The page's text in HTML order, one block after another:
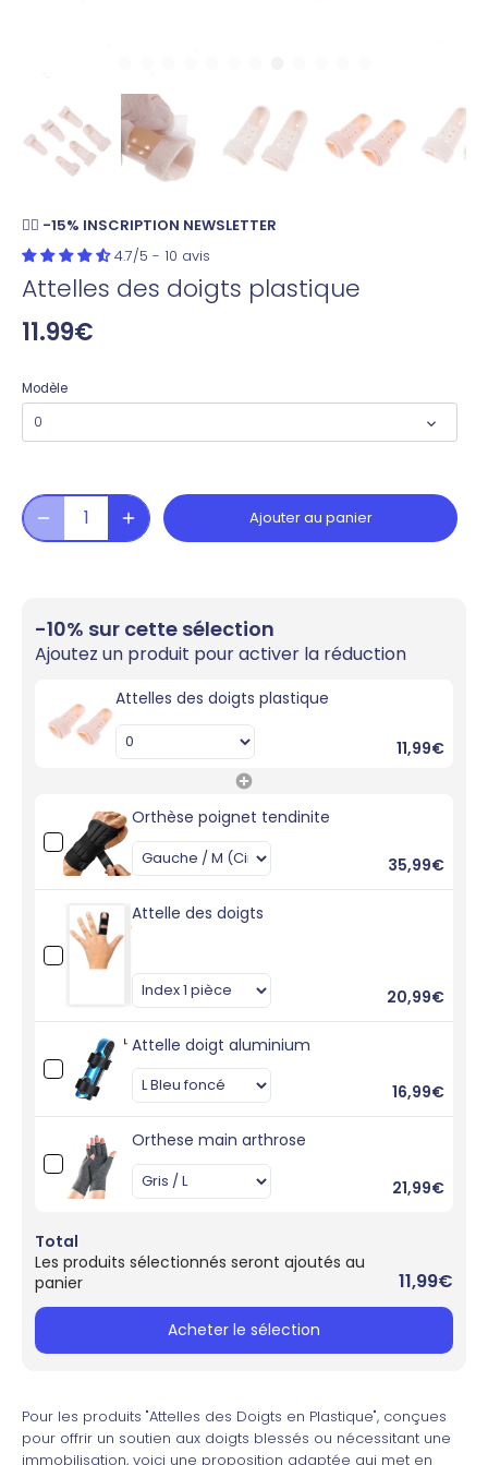
👉🏼 -15% INSCRIPTION NEWSLETTER
4.7/5 - 10 avis
Attelles des doigts plastique
11.99€
Modèle
0
Ajouter au panier
-10% sur cette sélection
Ajoutez un produit pour activer la réduction
Attelles des doigts plastique
11,99€
Orthèse poignet tendinite
35,99€
Attelle des doigts
20,99€
Attelle doigt aluminium
16,99€
Orthese main arthrose
21,99€
Total
Les produits sélectionnés seront ajoutés au
panier
11,99€
Acheter le sélection
Pour les produits "Attelles des Doigts en Plastique", conçues
pour offrir un soutien aux doigts blessés ou nécessitant une
immobilisation, voici une proposition adaptée qui met en